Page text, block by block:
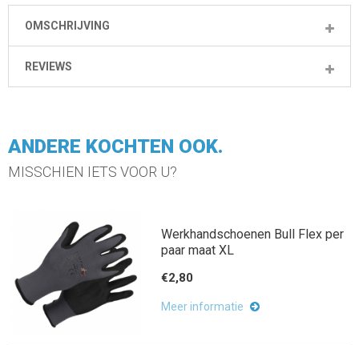
OMSCHRIJVING
REVIEWS
ANDERE KOCHTEN OOK.
MISSCHIEN IETS VOOR U?
Werkhandschoenen Bull Flex per
paar maat XL
€2,80
Meer informatie